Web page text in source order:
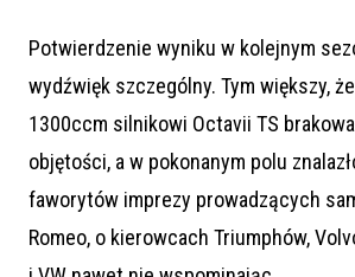
Potwierdzenie wyniku w kolejnym
wydźwięk szczególny. Tym większy,
1300ccm silnikowi Octavii TS
objętości, a w pokonanym polu
faworytów imprezy prowadzących
Romeo, o kierowcach Triumphów,